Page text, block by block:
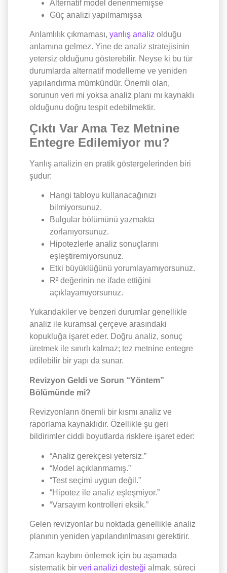
Alternatif model denenmemişse
Güç analizi yapılmamışsa
Anlamlılık çıkmaması, yanlış analiz olduğu
anlamına gelmez. Yine de analiz stratejisinin
yetersiz olduğunu gösterebilir. Neyse ki bu tür
durumlarda alternatif modelleme ve yeniden
yapılandırma mümkündür. Önemli olan,
sorunun veri mi yoksa analiz planı mı kaynaklı
olduğunu doğru tespit edebilmektir.
Çıktı Var Ama Tez Metnine
Entegre Edilemiyor mu?
Yanlış analizin en pratik göstergelerinden biri
şudur:
Hangi tabloyu kullanacağınızı
bilmiyorsunuz.
Bulgular bölümünü yazmakta
zorlanıyorsunuz.
Hipotezlerle analiz sonuçlarını
eşleştiremiyorsunuz.
Etki büyüklüğünü yorumlayamıyorsunuz.
R² değerinin ne ifade ettiğini
açıklayamıyorsunuz.
Yukarıdakiler ve benzeri durumlar genellikle
analiz ile kuramsal çerçeve arasındaki
kopukluğa işaret eder. Doğru analiz, sonuç
üretmek ile sınırlı kalmaz; tez metnine entegre
edilebilir bir yapı da sunar.
Revizyon Geldi ve Sorun “Yöntem”
Bölümünde mi?
Revizyonların önemli bir kısmı analiz ve
raporlama kaynaklıdır. Özellikle şu geri
bildirimler ciddi boyutlarda risklere işaret eder:
“Analiz gerekçesi yetersiz.”
“Model açıklanmamış.”
“Test seçimi uygun değil.”
“Hipotez ile analiz eşleşmiyor.”
“Varsayım kontrolleri eksik.”
Gelen revizyonlar bu noktada genellikle analiz
planının yeniden yapılandırılmasını gerektirir.
Zaman kaybını önlemek için bu aşamada
sistematik bir veri analizi desteği almak, süreci